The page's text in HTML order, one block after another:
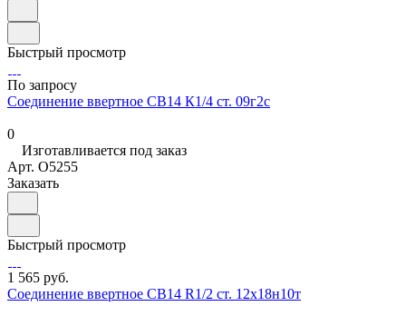
Быстрый просмотр
По запросу
Соединение ввертное СВ14 К1/4 ст. 09г2с
0
Изготавливается под заказ
Арт. O5255
Заказать
Быстрый просмотр
1 565 руб.
Соединение ввертное СВ14 R1/2 ст. 12х18н10т